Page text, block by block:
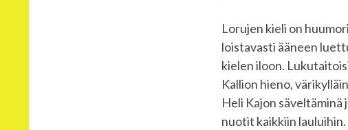
Lorujen kieli on
loistavasti ääneen
kielen iloon.
Kallion hieno,
Heli Kajon säveltäminä
nuotit kaikkiin lauluihin.